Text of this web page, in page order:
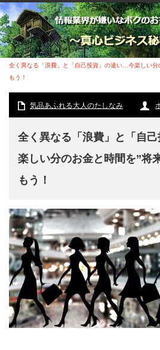
ホーム
気品あふれる大人のたしなみ
全く異なる「浪費」と「自己投資」の違い…今楽しい分
もう！
気品あふれる大人のたしなみ
全く異なる「浪費」と「自
楽しい分のお金と時間を”将
もう！